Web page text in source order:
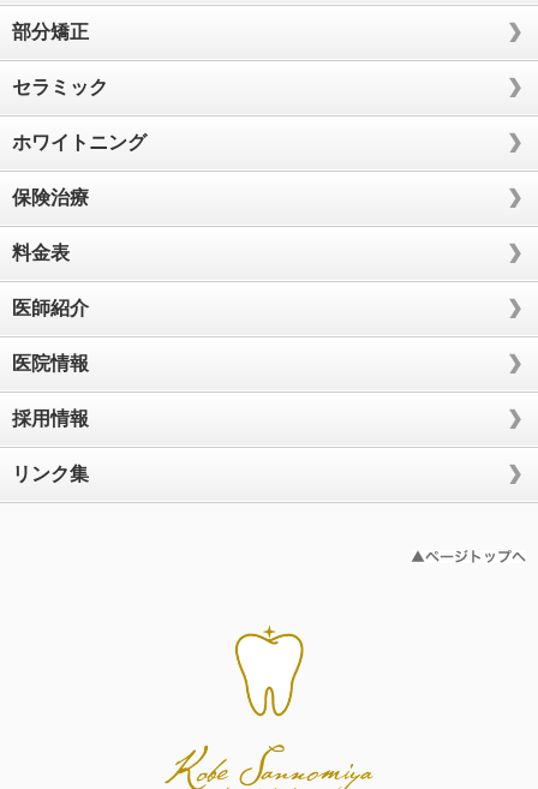
部分矯正
セラミック
ホワイトニング
保険治療
料金表
医師紹介
医院情報
採用情報
リンク集